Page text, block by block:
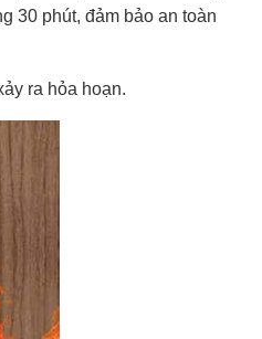
30 phút, đảm bảo an toàn
ra hỏa hoạn.